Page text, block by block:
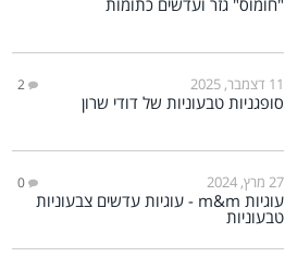
"חומוס" גזר ועדשים כתומות
11 דצמבר, 2025 2
סופגניות טבעוניות של דודי שרון
27 מרץ, 2024 0
עוגיות m&m - עוגיות עדשים צבעוניות
טבעוניות